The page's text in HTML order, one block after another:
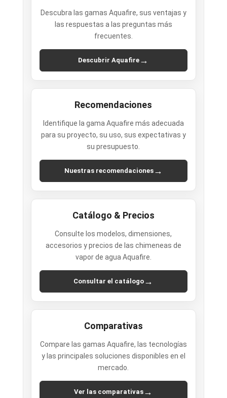
Descubra las gamas Aquafire, sus ventajas y
las respuestas a las preguntas más
frecuentes.
Descubrir Aquafire →
Recomendaciones
Identifique la gama Aquafire más adecuada
para su proyecto, su uso, sus expectativas y
su presupuesto.
Nuestras recomendaciones→
Catálogo & Precios
Consulte los modelos, dimensiones,
accesorios y precios de las chimeneas de
vapor de agua Aquafire.
Consultar el catálogo →
Comparativas
Compare las gamas Aquafire, las tecnologías
y las principales soluciones disponibles en el
mercado.
Ver las comparativas →